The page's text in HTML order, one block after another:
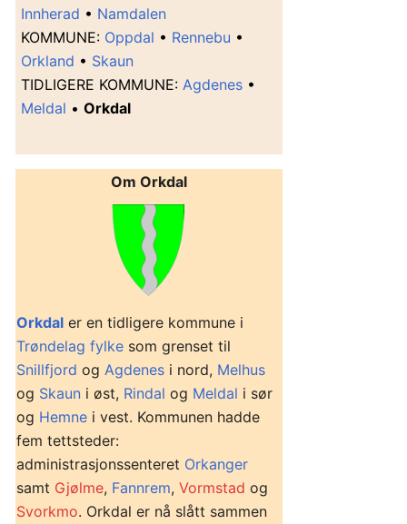
Innherad • Namdalen
KOMMUNE: Oppdal • Rennebu •
Orkland • Skaun
TIDLIGERE KOMMUNE: Agdenes •
Meldal • Orkdal
Om Orkdal
Orkdal er en tidligere kommune i
Trøndelag fylke som grenset til
Snillfjord og Agdenes i nord, Melhus
og Skaun i øst, Rindal og Meldal i sør
og Hemne i vest. Kommunen hadde
fem tettsteder:
administrasjonssenteret Orkanger
samt Gjølme, Fannrem, Vormstad og
Svorkmo. Orkdal er nå slått sammen